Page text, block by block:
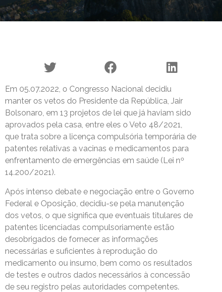
Em 05.07.2022, o Congresso Nacional decidiu
manter os vetos do Presidente da República, Jair
Bolsonaro, em 13 projetos de lei que já haviam sido
aprovados pela casa, entre eles o Veto 48/2021,
que trata sobre a licença compulsória temporária de
patentes relativas a vacinas e medicamentos para
enfrentamento de emergências em saúde (Lei nº
14.200/2021).
Após intenso debate e negociação entre o Governo
Federal e Oposição, decidiu-se pela manutenção
dos vetos, o que significa que eventuais titulares de
patentes licenciadas compulsoriamente estão
desobrigados de fornecer as informações
necessárias e suficientes à reprodução do
medicamento ou insumo, bem como os resultados
de testes e outros dados necessários à concessão
de seu registro pelas autoridades competentes.